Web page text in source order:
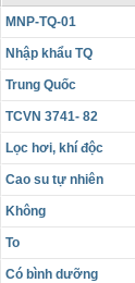
MNP-TQ-01
Nhập khẩu TQ
Trung Quốc
TCVN 3741- 82
Lọc hơi, khí độc
Cao su tự nhiên
Không
To
Có bình dưỡng